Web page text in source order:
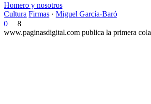
Homero y nosotros
Cultura Firmas · Miguel García-Baró
0
8
www.paginasdigital.com publica la primera